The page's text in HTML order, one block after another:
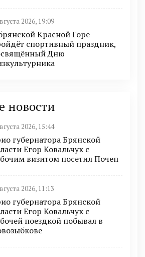
2026, 19:09
Красной Горе
спортивный праздник,
Дню
новости
2026, 15:44
губернатора Брянской
Егор Ковальчук с
визитом посетил Почеп
2026, 11:13
губернатора Брянской
Егор Ковальчук с
поездкой побывал в